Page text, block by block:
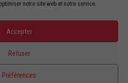
notre site web et notre service.
Accepter
Refuser
Préférences
NOUS AUSSI SUR :
YOUTUBE